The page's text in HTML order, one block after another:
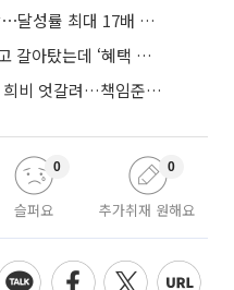
기업미소재단 공급 실적 제각각⋯달성률 최대 17배 차이
토막’…심사 오류에 가입자 혼선
4대 금융 부동산신탁사, 상반기 희비 엇갈려…책임준공 손실 반영 시점이 갈랐다
슬퍼요
0
추가취재 원해요
0